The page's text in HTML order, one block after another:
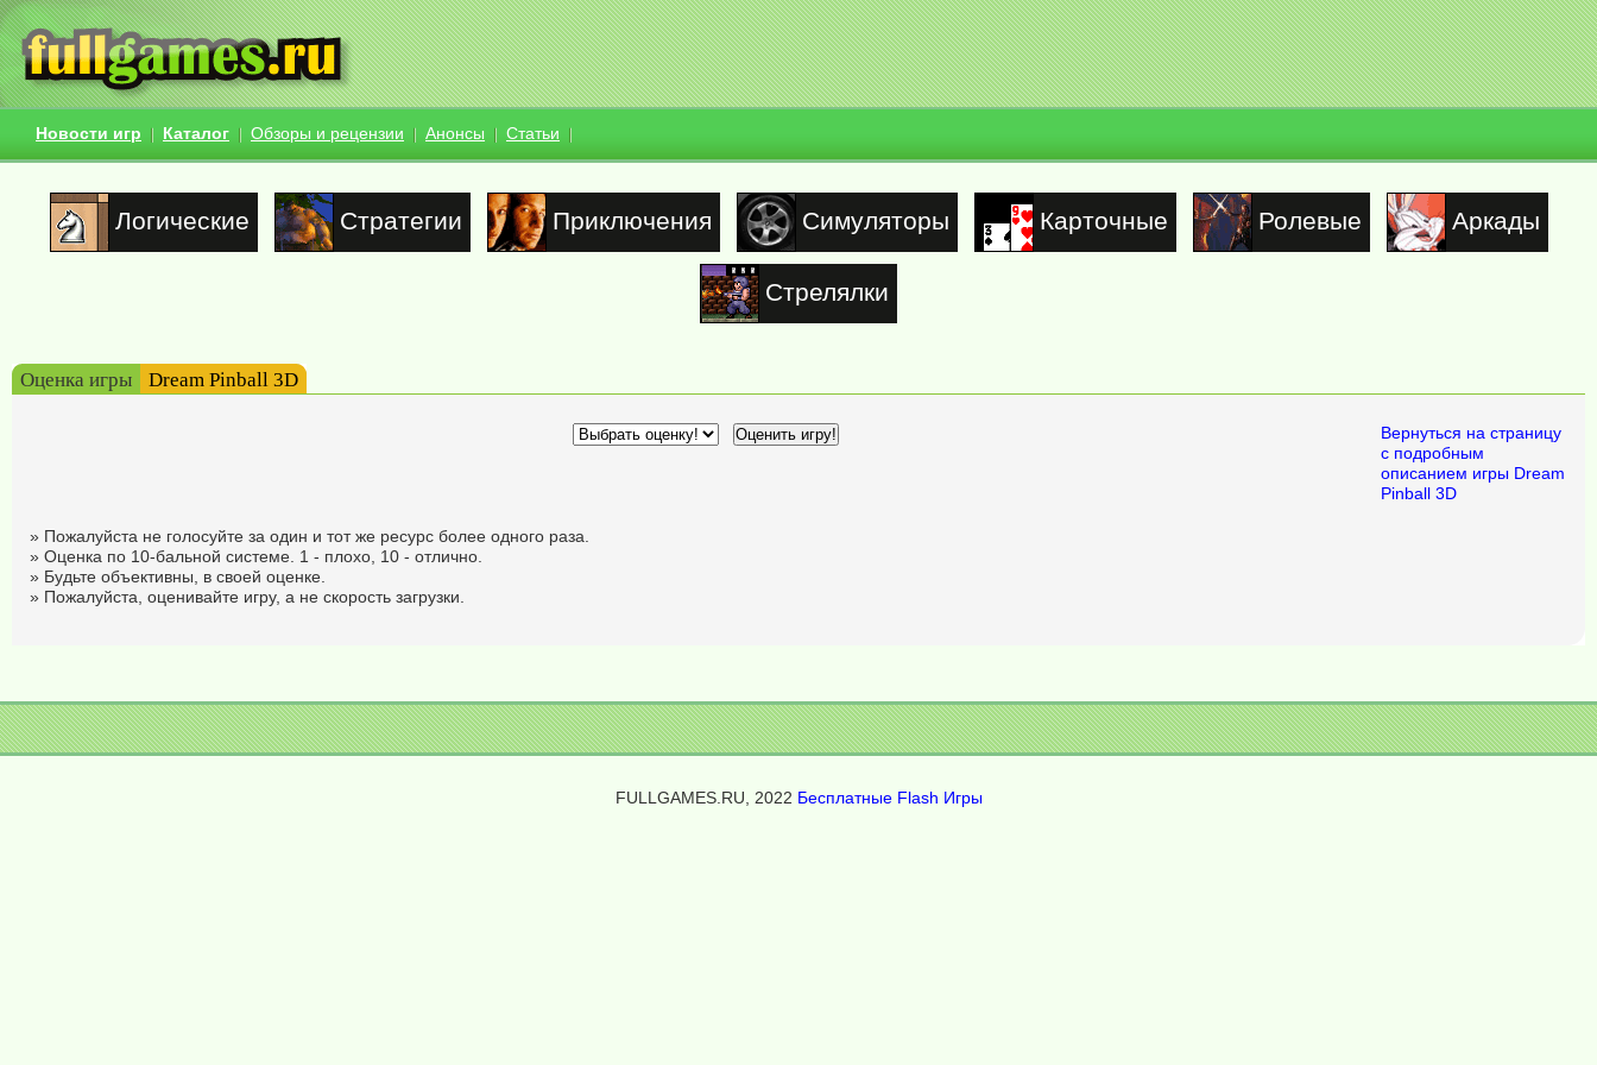
Новости игр Каталог Обзоры и рецензии Анонсы Статьи
Логические Стратегии Приключения Симуляторы Карточные Ролевые Аркады
Стрелялки
Оценка игры Dream Pinball 3D
Вернуться на страницу
с подробным
описанием игры Dream
Pinball 3D
» Пожалуйста не голосуйте за один и тот же ресурс более одного раза.
» Оценка по 10-бальной системе. 1 - плохо, 10 - отлично.
» Будьте объективны, в своей оценке.
» Пожалуйста, оценивайте игру, а не скорость загрузки.
FULLGAMES.RU, 2022 Бесплатные Flash Игры